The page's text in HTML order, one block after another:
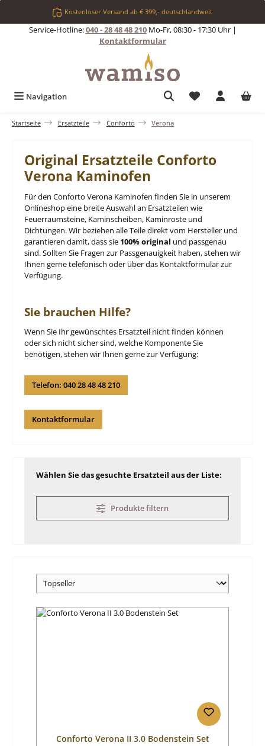
Zum Hauptinhalt springenKostenloser Versand ab € 399,- deutschlandweit
Service-Hotline:040 - 28 48 48 210Mo-Fr, 08:30 - 17:30 Uhr |
Kontaktformular
Navigation Du hast 0
Startseite Ersatzteile Conforto Verona
Original Ersatzteile Conforto
Verona Kaminofen
Für den Conforto Verona Kaminofen finden Sie in unserem
Onlineshop eine breite Auswahl an Ersatzteilen wie
Feuerraumsteine, Kaminscheiben, Kaminroste und
Dichtungen. Wir beziehen alle Teile direkt vom Hersteller und
garantieren damit, dass sie 100% original und passgenau
sind. Sollten Sie Fragen zur Passgenauigkeit haben, stehen wir
Ihnen gerne telefonisch oder über das Kontaktformular zur
Verfügung.
Sie brauchen Hilfe?
Wenn Sie Ihr gewünschtes Ersatzteil nicht finden können
oder sich nicht sicher sind, welche Komponente Sie
benötigen, stehen wir Ihnen gerne zur Verfügung:
Telefon: 040 28 48 48 210
Kontaktformular
Wählen Sie das gesuchte Ersatzteil aus der Liste:
Produkte filtern
Conforto Verona II 3.0 Bodenstein Set